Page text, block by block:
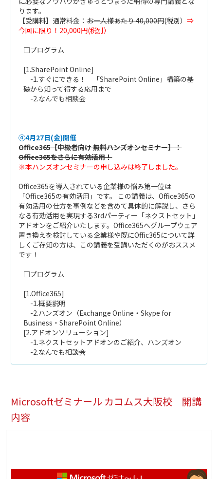
ります。
【受講料】通常料金：お一人様あたり 40,000円(税別）⇒
今回に限り！20,000円(税別）
□プログラム
[1.SharePoint Online]
-1.すぐにできる！ 「SharePoint Online」構築の基
礎から知って得する応用まで
-2.なんでも相談会
④4月27日(金)開催
Office365【中級者向け 無料ハンズオンセミナー】：
Office365をさらに有効活用！
※本ハンズオンセミナーの申し込みは終了しました。
Office365を導入されている企業様の悩み第一位は
「Office365の有効活用」です。 この講義は、Office365の
有効活用の仕方を事例などを含めて具体的に解説し、さら
なる有効活用を実現する3rdパーティー「ネクストセット」
アドオンをご紹介いたします。Office365へグループウェア
置き換えを検討している企業様や既にOffic365について詳
しくご存知の方は、この講義を受講いただくのがおススメ
です！
□プログラム
[1.Office365]
-1.概要説明
-2.ハンズオン（Exchange Online・Skype for
Business・SharePoint Online）
[2.アドオンソリューション]
-1.ネクストセットアドオンのご紹介、ハンズオン
-2.なんでも相談会
Microsoftゼミナール カコムス大阪校 開講
内容